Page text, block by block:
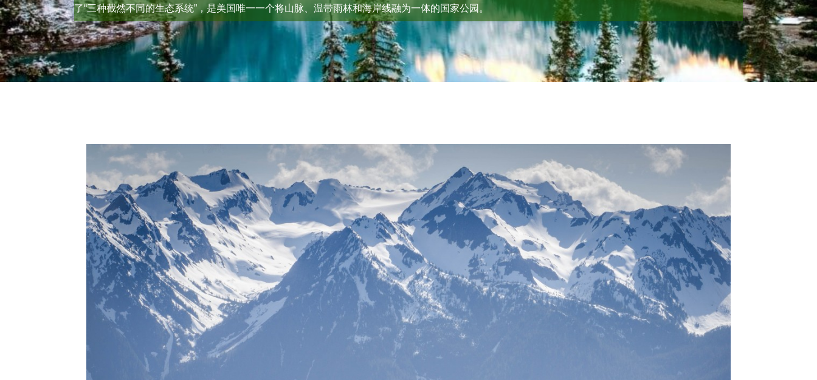
了“三种截然不同的生态系统”，是美国唯一一个将山脉、温带雨林和海岸线融为一体的国家公园。